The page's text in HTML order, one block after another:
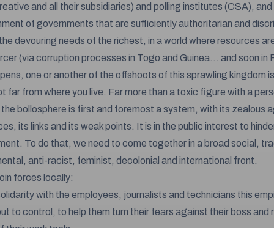
and all their subsidiaries) and polling institutes (CSA), and
of governments that are sufficiently authoritarian and
devouring needs of the richest, in a world where resources
(via corruption processes in Togo and Guinea... and soon in
one or another of the offshoots of this sprawling kingdom
far from where you live. Far more than a toxic figure with a
bollosphere is first and foremost a system, with its zealous
its links and its weak points. It is in the public interest to
To do that, we need to come together in a broad social,
anti-racist, feminist, decolonial and international front.
forces locally:
with the employees, journalists and technicians this
to control, to help them turn their fears against their boss and